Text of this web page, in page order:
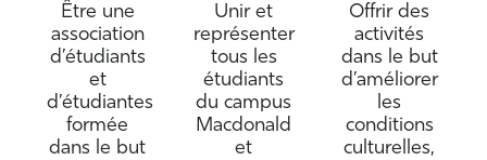
Être une
association
d’étudiants
et
d’étudiantes
formée
dans le but
Unir et
représenter
tous les
étudiants
du campus
Macdonald
et
Offrir des
activités
dans le but
d’améliorer
les
conditions
culturelles,